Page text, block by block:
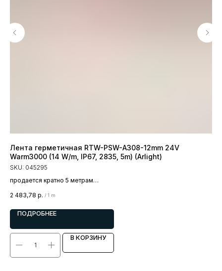
Лента герметичная RTW-PSW-A308-12mm 24V
Warm3000 (14 W/m, IP67, 2835, 5m) (Arlight)
SKU: 045295
продается кратно 5 метрам
2 483,78 р. / 1 m
ПОДРОБНЕЕ
В КОРЗИНУ